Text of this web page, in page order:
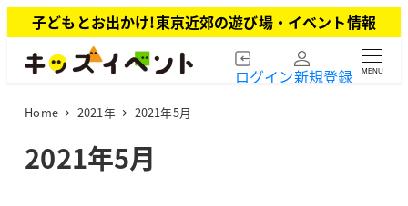
イ
子どもとお出かけ!東京近郊の遊び場・イベント情報
ログイン新規登録 MENU
Home 2021年 2021年5月
2021年5月